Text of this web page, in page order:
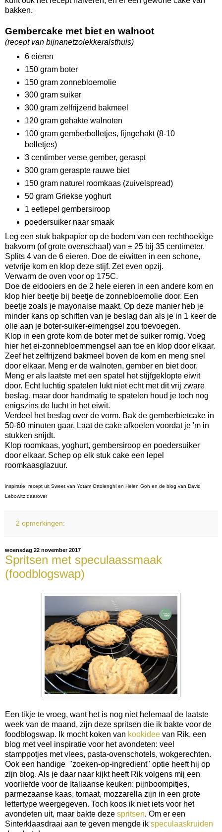
bakken.
Gembercake met biet en walnoot
(recept van bijnanetzolekkeralsthuis)
6 eieren
150 gram boter
150 gram zonnebloemolie
300 gram suiker
300 gram zelfrijzend bakmeel
120 gram gehakte walnoten
100 gram gemberbolletjes, fijngehakt (8-10
bolletjes)
3 centimber verse gember, geraspt
300 gram geraspte rauwe biet
150 gram naturel roomkaas (zuivelspread)
50 gram Griekse yoghurt
1 eetlepel gembersiroop
poedersuiker naar smaak
Leg een stuk bakpapier op de bodem van een rechthoekige
bakvorm (of grote ovenschaal) van ± 25 bij 35 centimeter.
Splits 4 van de 6 eieren. Doe de eiwitten in een schone,
vetvrije kom en klop deze stijf. Zet even opzij.
Verwarm de oven voor op 175C.
Doe de eidooiers en de 2 hele eieren in een andere kom en
klop hier beetje bij beetje de zonnebloemolie door. Een
beetje zoals je mayonaise maakt. Op deze manier heb je
minder kans op schiften van je beslag dan als je in 1 keer de
olie aan je boter-suiker-eimengsel zou toevoegen.
Klop in een grote kom de boter met de suiker romig. Voeg
hier het ei-zonnebloemmengsel aan toe en klop door elkaar.
Zeef het zelfrijzend bakmeel boven de kom en meng snel
door elkaar. Meng er de walnoten, gember en biet door.
Meng er als laatste met een spatel het stijfgeklopte eiwit
door. Echt luchtig spatelen lukt niet echt met dit vrij zware
beslag, maar door handmatig te spatelen houd je toch nog
enigszins de lucht in het eiwit.
Verdeel het beslag over de vorm. Bak de gemberbietcake in
50-60 minuten gaar. Laat de cake afkoelen voordat je 'm in
stukken snijdt.
Klop roomkaas, yoghurt, gembersiroop en poedersuiker
door elkaar. Schep op elk stuk cake een lepel
roomkaasglazuur.
inspiratie: recept uit Sweet van Yotam Ottolenghi en Helen Goh en de blog van David
Lebowitz daarover
2 opmerkingen:
woensdag 22 november 2017
Spritsen met speculaassmaak
(foodblogswap)
Een tikje te vroeg, want het is nog niet helemaal de laatste
week van de maand, zijn deze spritsen die ik bakte voor de
foodblogswap. Ik mocht koken van kookidee van Rik, een
blog met veel inspiratie voor het avondeten: veel
stamppotjes met vlees, pasta-ovenschotels, wokgerechten.
Ook een handige "zoeken-op-ingredient" optie heeft hij op
zijn blog. Als je daar naar kijkt heeft Rik volgens mij een
voorliefde voor de Italiaanse keuken: pijnboompitjes,
parmezaanse kaas, tomaat, mozzarella zijn in een grote
lettertype weergegeven. Toch koos ik niet iets voor het
avondeten uit, maar bakte deze spritsen. Om er een
Sinterklaasdraai aan te geven mengde ik speculaaskruiden